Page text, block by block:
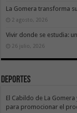
La Gomera transforma
2 agosto, 2026
Vivir donde se estudia:
26 julio, 2026
Deportes
El Cabildo de La
para promocionar el